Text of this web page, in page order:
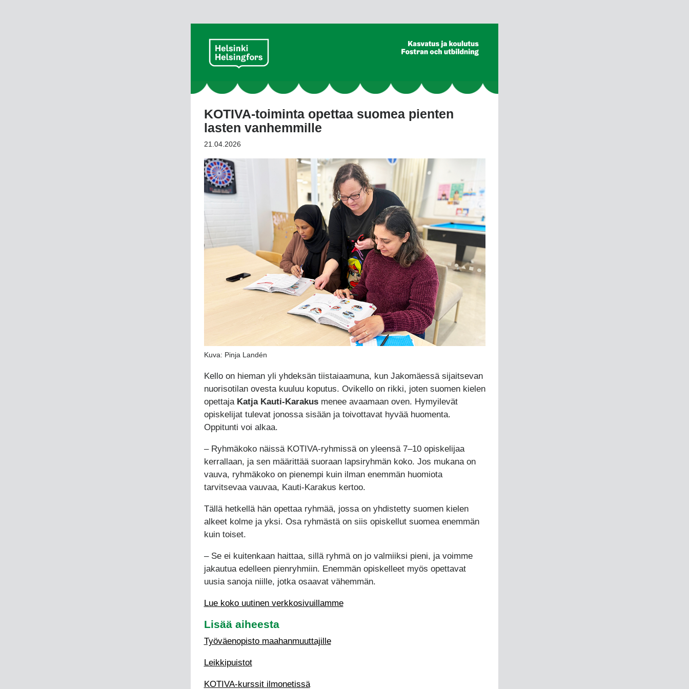
KOTIVA-toiminta opettaa suomea pienten
lasten vanhemmille
21.04.2026
Kuva: Pinja Landén
Kello on hieman yli yhdeksän tiistaiaamuna, kun Jakomäessä sijaitsevan
nuorisotilan ovesta kuuluu koputus. Ovikello on rikki, joten suomen kielen
opettaja Katja Kauti-Karakusmenee avaamaan oven. Hymyilevät
opiskelijat tulevat jonossa sisään ja toivottavat hyvää huomenta.
Oppitunti voi alkaa.
– Ryhmäkoko näissä KOTIVA-ryhmissä on yleensä 7–10 opiskelijaa
kerrallaan, ja sen määrittää suoraan lapsiryhmän koko. Jos mukana on
vauva, ryhmäkoko on pienempi kuin ilman enemmän huomiota
tarvitsevaa vauvaa, Kauti-Karakus kertoo.
Tällä hetkellä hän opettaa ryhmää, jossa on yhdistetty suomen kielen
alkeet kolme ja yksi. Osa ryhmästä on siis opiskellut suomea enemmän
kuin toiset.
– Se ei kuitenkaan haittaa, sillä ryhmä on jo valmiiksi pieni, ja voimme
jakautua edelleen pienryhmiin. Enemmän opiskelleet myös opettavat
uusia sanoja niille, jotka osaavat vähemmän.
Lue koko uutinen verkkosivuillamme
Lisää aiheesta
Työväenopisto maahanmuuttajille
Leikkipuistot
KOTIVA-kurssit ilmonetissä